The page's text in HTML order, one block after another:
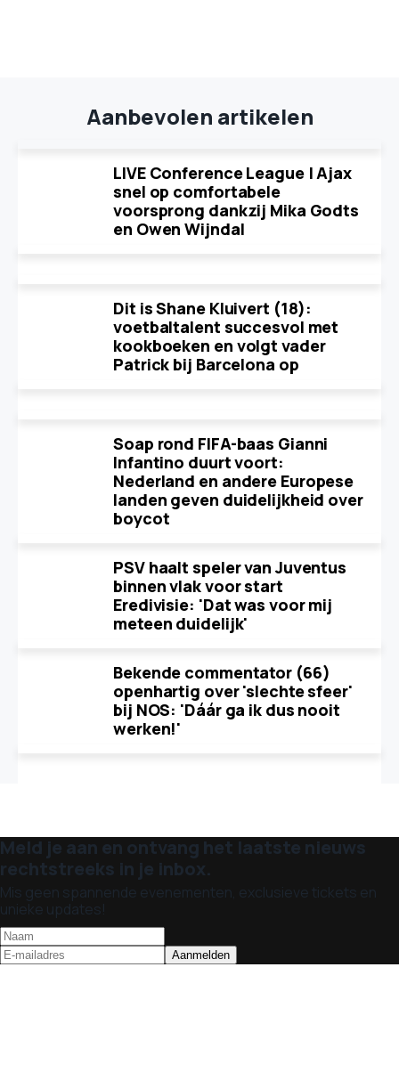
Aanbevolen artikelen
LIVE Conference League | Ajax
snel op comfortabele
voorsprong dankzij Mika Godts
en Owen Wijndal
Dit is Shane Kluivert (18):
voetbaltalent succesvol met
kookboeken en volgt vader
Patrick bij Barcelona op
Soap rond FIFA-baas Gianni
Infantino duurt voort:
Nederland en andere Europese
landen geven duidelijkheid over
boycot
PSV haalt speler van Juventus
binnen vlak voor start
Eredivisie: 'Dat was voor mij
meteen duidelijk'
Bekende commentator (66)
openhartig over 'slechte sfeer'
bij NOS: 'Dáár ga ik dus nooit
werken!'
Meld je aan en ontvang het laatste nieuws
rechtstreeks in je inbox.
Mis geen spannende evenementen, exclusieve tickets en
unieke updates!